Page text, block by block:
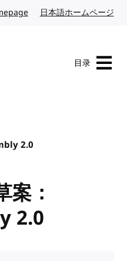
英文日本語ホームページ
目录
2.0
案：
2.0